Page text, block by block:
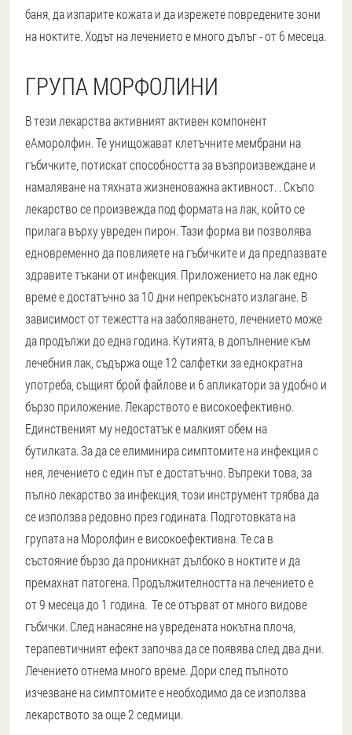
баня, да изпарите кожата и да изрежете повредените зони
на ноктите. Ходът на лечението е много дълъг - от 6 месеца.
ГРУПА МОРФОЛИНИ
В тези лекарства активният активен компонент
еАморолфин. Те унищожават клетъчните мембрани на
гъбичките, потискат способността за възпроизвеждане и
намаляване на тяхната жизненоважна активност. . Скъпо
лекарство се произвежда под формата на лак, който се
прилага върху увреден пирон. Тази форма ви позволява
едновременно да повлияете на гъбичките и да предпазвате
здравите тъкани от инфекция. Приложението на лак едно
време е достатъчно за 10 дни непрекъснато излагане. В
зависимост от тежестта на заболяването, лечението може
да продължи до една година. Кутията, в допълнение към
лечебния лак, съдържа още 12 салфетки за еднократна
употреба, същият брой файлове и 6 апликатори за удобно и
бързо приложение. Лекарството е високоефективно.
Единственият му недостатък е малкият обем на
бутилката. За да се елиминира симптомите на инфекция с
нея, лечението с един път е достатъчно. Въпреки това, за
пълно лекарство за инфекция, този инструмент трябва да
се използва редовно през годината. Подготовката на
групата на Моролфин е високоефективна. Те са в
състояние бързо да проникнат дълбоко в ноктите и да
премахнат патогена. Продължителността на лечението е
от 9 месеца до 1 година. Те се отърват от много видове
гъбички. След нанасяне на увредената нокътна плоча,
терапевтичният ефект започва да се появява след два дни.
Лечението отнема много време. Дори след пълното
изчезване на симптомите е необходимо да се използва
лекарството за още 2 седмици.